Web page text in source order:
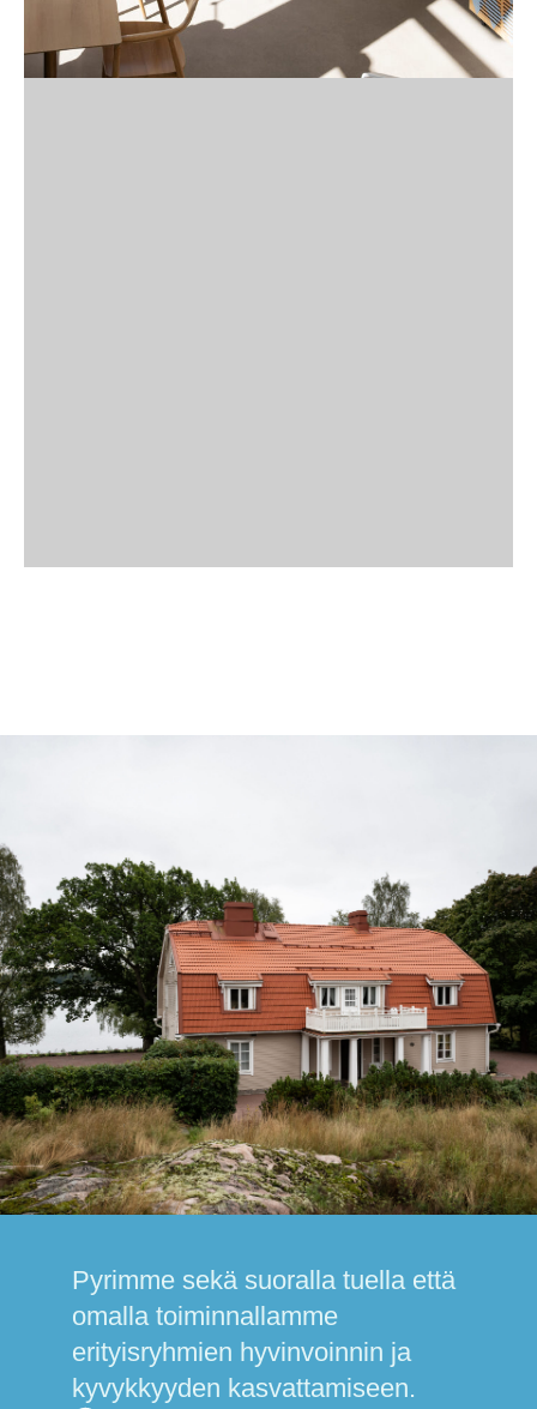
Pyrimme sekä suoralla tuella että
omalla toiminnallamme
erityisryhmien hyvinvoinnin ja
kyvykkyyden kasvattamiseen.